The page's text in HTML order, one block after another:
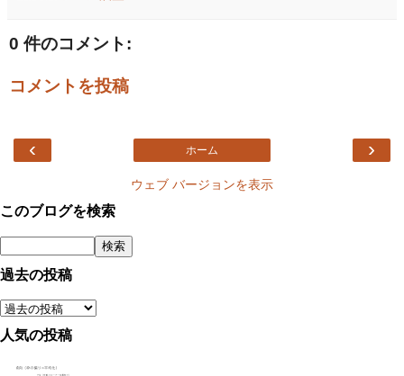
0 件のコメント:
コメントを投稿
‹ ›
ホーム
ウェブ バージョンを表示
このブログを検索
過去の投稿
人気の投稿